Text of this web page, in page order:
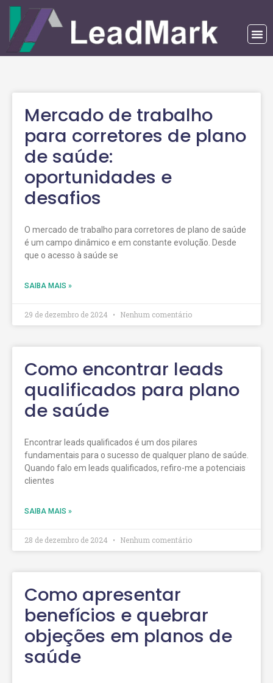
Mercado de trabalho
para corretores de plano
de saúde:
oportunidades e
desafios
O mercado de trabalho para corretores de plano de saúde
é um campo dinâmico e em constante evolução. Desde
que o acesso à saúde se
SAIBA MAIS »
29 de dezembro de 2024 Nenhum comentário
Como encontrar leads
qualificados para plano
de saúde
Encontrar leads qualificados é um dos pilares
fundamentais para o sucesso de qualquer plano de saúde.
Quando falo em leads qualificados, refiro-me a potenciais
clientes
SAIBA MAIS »
28 de dezembro de 2024 Nenhum comentário
Como apresentar
benefícios e quebrar
objeções em planos de
saúde